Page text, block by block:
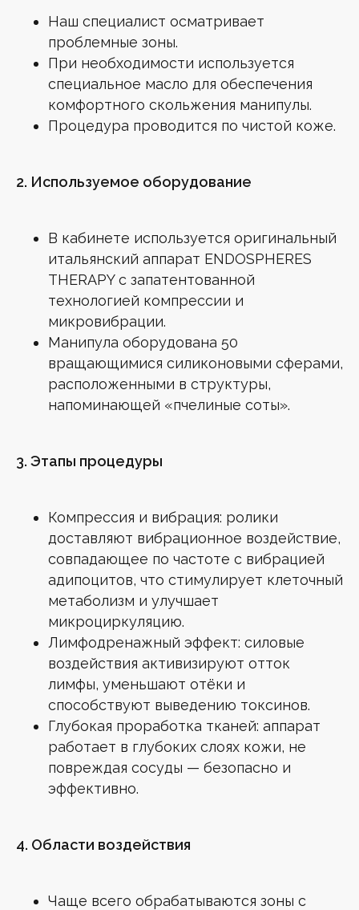
Наш специалист осматривает
проблемные зоны.
При необходимости используется
специальное масло для обеспечения
комфортного скольжения манипулы.
Процедура проводится по чистой коже.
2. Используемое оборудование
В кабинете используется оригинальный
итальянский аппарат ENDOSPHERES
THERAPY с запатентованной
технологией компрессии и
микровибрации.
Манипула оборудована 50
вращающимися силиконовыми сферами,
расположенными в структуры,
напоминающей «пчелиные соты».
3. Этапы процедуры
Компрессия и вибрация: ролики
доставляют вибрационное воздействие,
совпадающее по частоте с вибрацией
адипоцитов, что стимулирует клеточный
метаболизм и улучшает
микроциркуляцию.
Лимфодренажный эффект: силовые
воздействия активизируют отток
лимфы, уменьшают отёки и
способствуют выведению токсинов.
Глубокая проработка тканей: аппарат
работает в глубоких слоях кожи, не
повреждая сосуды — безопасно и
эффективно.
4. Области воздействия
Чаще всего обрабатываются зоны с
КОНТАКТЫ
НАШИ УСЛУГИ
МЫ В СОЦСЕТЯХ
Часы работы: с 09:00 до 21:00 (ежедневно)
ПРАВОВЫЕ ДОКУМЕНТЫ
Лазерная эпиляция всего тела
Лазерная эпиляция глубокого бикини
Эндосфера
Политика конфиденциальности
Согласие на обработку персональных
данных
МедЛиц № Л041-01137-77/00337098
Полный прайс
Лицензии
Согласие на получение рассылки
Клиника лазерной эпиляции
ООО «МГ ЭСТЕТИК»
ИНН 7735184974
Онлайн-запись